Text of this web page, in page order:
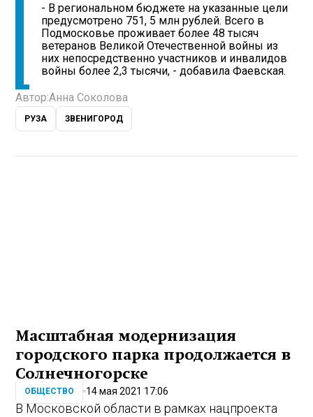
- В региональном бюджете на указанные цели
предусмотрено 751, 5 млн рублей. Всего в
Подмосковье проживает более 48 тысяч
ветеранов Великой Отечественной войны из
них непосредственно участников и инвалидов
войны более 2,3 тысячи, - добавила Фаевская.
Автор:Анна Соколова
РУЗА ЗВЕНИГОРОД
Масштабная модернизация
городского парка продолжается в
Солнечногорске
ОБЩЕСТВО 14 мая 2021 17:06
В Московской области в рамках нацпроекта